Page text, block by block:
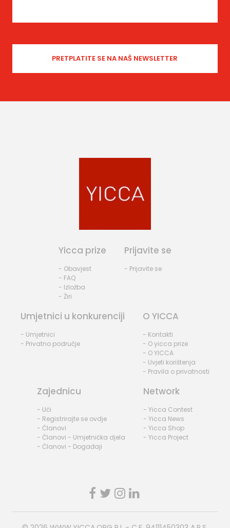
Yicca prize
- Obavjest
- FAQ
- Izložba
- Žiri
Prijavite se
- Prijavite se
Umjetnici u konkurenciji
- Umjetnici
- Privatno područje
O YICCA
- Kontakti
- O yicca prize
- O YICCA
- Uvjeti korištenja
- Pravila o privatnosti
Zajednicu
- Ući
- Registrirajte se ovdje
- Članovi
- Članovi - Umjetnička djela
- Članovi - Događaji
Network
- Yicca Contest
- Yicca News
- Yicca Shop
- Yicca Project